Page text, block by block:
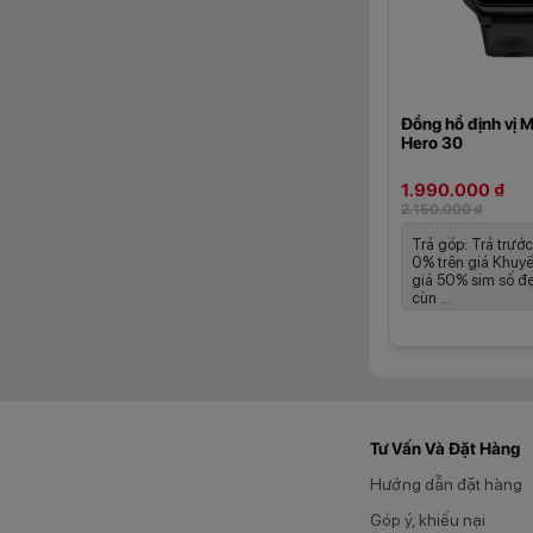
Đặc biệt,
Đồng hồ định vị
Hero 30
1.990.000 ₫
2.150.000 ₫
Trả góp: Trả
0% trên giá
giá 50% sim số
cùn ...
Tư Vấn Và Đặt Hàng
Hướng dẫn đặt hàng
Góp ý, khiếu nại